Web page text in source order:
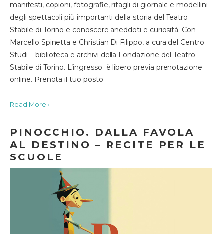
manifesti, copioni, fotografie, ritagli di giornale e modellini
degli spettacoli più importanti della storia del Teatro
Stabile di Torino e conoscere aneddoti e curiosità. Con
Marcello Spinetta e Christian Di Filippo, a cura del Centro
Studi – biblioteca e archivi della Fondazione del Teatro
Stabile di Torino. L’ingresso è libero previa prenotazione
online. Prenota il tuo posto
Read More ›
PINOCCHIO. DALLA FAVOLA
AL DESTINO – RECITE PER LE
SCUOLE